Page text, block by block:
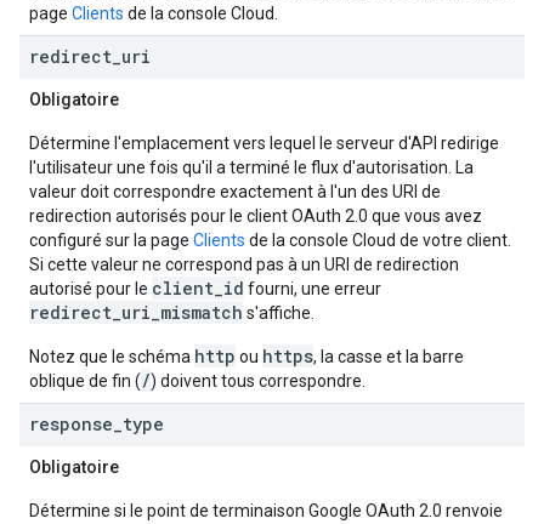
page Clients de la console Cloud.
redirect uri
Obligatoire
Détermine l'emplacement vers lequel le serveur d'API redirige
l'utilisateur une fois qu'il a terminé le flux d'autorisation. La
valeur doit correspondre exactement à l'un des URI de
redirection autorisés pour le client OAuth 2.0 que vous avez
configuré sur la page Clients de la console Cloud de votre client.
Si cette valeur ne correspond pas à un URI de redirection
autorisé pour le client_id fourni, une erreur
redirect_uri_mismatch s'affiche.
Notez que le schéma http ou https, la casse et la barre
oblique de fin (/) doivent tous correspondre.
response type
Obligatoire
Détermine si le point de terminaison Google OAuth 2.0 renvoie